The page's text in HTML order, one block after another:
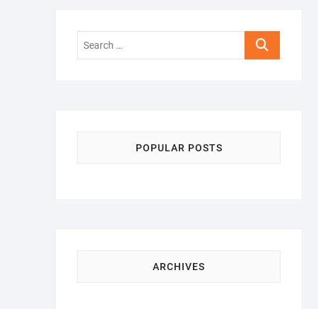
Search
POPULAR POSTS
ARCHIVES